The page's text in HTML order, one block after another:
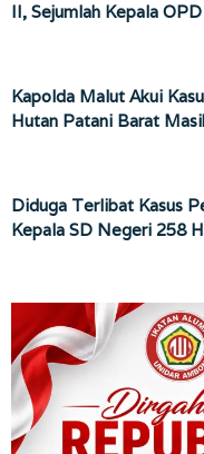
II, Sejumlah Kepala
Kapolda Malut Akui
Hutan Patani Barat
Diduga Terlibat Kasus
Kepala SD Negeri 258